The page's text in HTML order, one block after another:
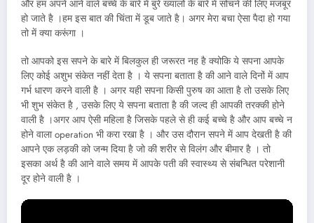
और हम अपने आने वाले बच्चे के बारे में बुरे ख्यालों के बारे में सोचने की लिए मजबूर
हो जाते है ।हम इस बात की चिंता में डूब जाते है। अगर मेरा बचा ऐसा पैदा हो गया
तो में क्या करूंगा ।
तो आपको इस सपने के बारे में बिलकुल ही जरूरत नह है क्योकि ये सपना आपके
लिए कोई अशुभ संकेत नहीं देता है । ये सपना बताता है की आने वाले दिनों में आप
गर्भ धारण करने वाली है । अगर यही सपना किसी पुरुष का आता है तो उसके लिए
भी शुभ संकेत है , उसके लिए ये सपना बताता है की जल्द ही आपकी तरक्की होने
वाली है ।अगर आप ऐसी महिला है जिसके पहले से ही कई बच्चे है और आप बच्चे न
होने वाला operation भी करा रखा है । और उस दौरान सपने में आप देखती है की
आपने एक लड़की को जन्म दिया है जो की शरीर से विलंग और बीमार है । तो
इसका अर्थ है की आने वाले समय में आपके पती की स्वास्थ्य से संबन्धित परेशानी
दूर होने वाली है ।